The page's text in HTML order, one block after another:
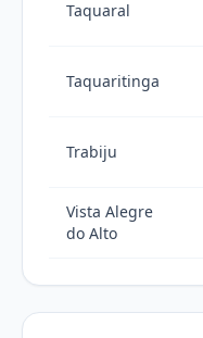
Taquaral
Taquaritinga
Trabiju
Vista Alegre
do Alto